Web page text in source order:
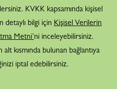
KVKK kapsamında kişisel
detaylı bilgi için Kişisel Verilerin
Metni’ni inceleyebilirsiniz.
kısmında bulunan bağlantıya
iptal edebilirsiniz.